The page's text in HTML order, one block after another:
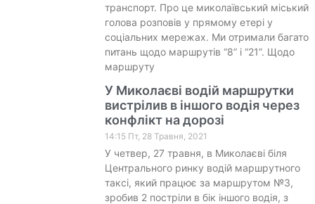
транспорт. Про це миколаївський міський
голова розповів у прямому етері у
соціальних мережах. Ми отримали багато
питань щодо маршрутів “8” і “21”. Щодо
маршруту
У Миколаєві водій маршрутки
вистрілив в іншого водія через
конфлікт на дорозі
14:15 Пт, 28 Травня, 2021
У четвер, 27 травня, в Миколаєві біля
Центрального ринку водій маршрутного
таксі, який працює за маршрутом №3,
зробив 2 постріли в бік іншого водія, з